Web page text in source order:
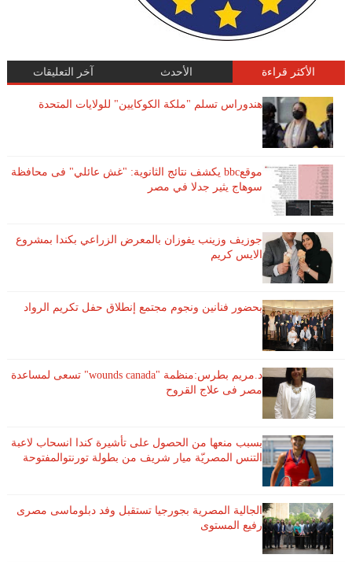
الأكثر قراءة الأحدث آخر التعليقات
هندوراس تسلم "ملكة الكوكايين" للولايات المتحدة
موقعbbc يكشف نتائج الثانوية: "غش عائلي" فى محافظة
سوهاج يثير جدلا في مصر
جوزيف وزينب يفوزان بالمعرض الزراعي بكندا بمشروع
الايس كريم
بحضور فنانين ونجوم مجتمع إنطلاق حفل تكريم الرواد
د.مريم بطرس:منظمة "wounds canada" تسعى لمساعدة
مصر فى علاج القروح
بسبب منعها من الحصول على تأشيرة كندا انسحاب لاعبة ​
التنس​ المصريّة ​ميار شريف​ من بطولة ​تورنتو​المفتوحة
الجالية المصرية بجورجيا تستقبل وفد دبلوماسى مصرى
رفيع المستوى